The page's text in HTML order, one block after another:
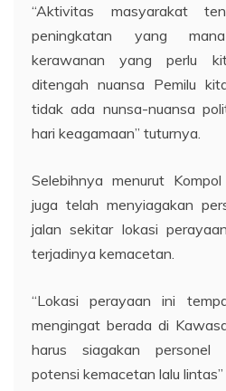
“Aktivitas masyarakat
peningkatan yang
kerawanan yang perlu
ditengah nuansa Pemilu
tidak ada nunsa-nuansa
hari keagamaan” tuturnya.
Selebihnya menurut
juga telah menyiagakan
jalan sekitar lokasi
terjadinya kemacetan.
“Lokasi perayaan ini
mengingat berada di
harus siagakan personel
potensi kemacetan lalu lintas”